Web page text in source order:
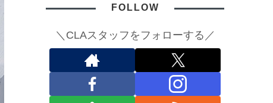
FOLLOW
＼CLAスタッフをフォローする／